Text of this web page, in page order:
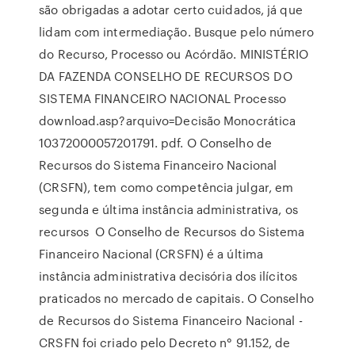
são obrigadas a adotar certo cuidados, já que
lidam com intermediação. Busque pelo número
do Recurso, Processo ou Acórdão. MINISTÉRIO
DA FAZENDA CONSELHO DE RECURSOS DO
SISTEMA FINANCEIRO NACIONAL Processo
download.asp?arquivo=Decisão Monocrática
10372000057201791. pdf. O Conselho de
Recursos do Sistema Financeiro Nacional
(CRSFN), tem como competência julgar, em
segunda e última instância administrativa, os
recursos O Conselho de Recursos do Sistema
Financeiro Nacional (CRSFN) é a última
instância administrativa decisória dos ilícitos
praticados no mercado de capitais. O Conselho
de Recursos do Sistema Financeiro Nacional -
CRSFN foi criado pelo Decreto n° 91.152, de